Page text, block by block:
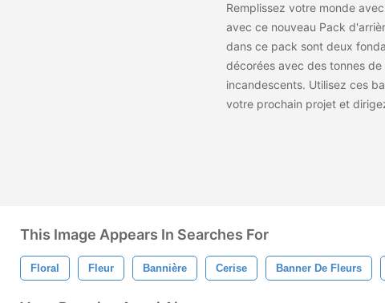
Remplissez votre monde
avec ce nouveau Pack
dans ce pack sont deux
décorées avec des tonnes
incandescents. Utilisez ces
votre prochain projet et
This Image Appears In Searches For
Floral Fleur Bannière Cerise Banner De Fleurs